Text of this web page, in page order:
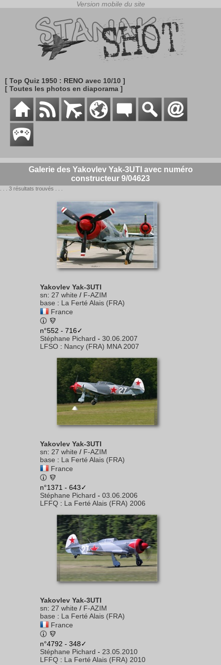
[ Top Quiz 1950 : RENO avec 10/10 ]
[ Toutes les photos en diaporama ]
Galerie des Yakovlev Yak-3UTI avec numéro
constructeur 9/04623
. . . 3 résultats trouvés . . .
Yakovlev Yak-3UTI
sn: 27 white / F-AZIM
base : La Ferté Alais (FRA)
France
n°552 - 716✓
Stéphane Pichard - 30.06.2007
LFSO : Nancy (FRA) MNA 2007
Yakovlev Yak-3UTI
sn: 27 white / F-AZIM
base : La Ferté Alais (FRA)
France
n°1371 - 643✓
Stéphane Pichard - 03.06.2006
LFFQ : La Ferté Alais (FRA) 2006
Yakovlev Yak-3UTI
sn: 27 white / F-AZIM
base : La Ferté Alais (FRA)
France
n°4792 - 348✓
Stéphane Pichard - 23.05.2010
LFFQ : La Ferté Alais (FRA) 2010